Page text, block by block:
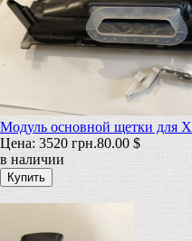
Модуль основной щетки для
Цена:3520 грн.80.00 $
в наличии